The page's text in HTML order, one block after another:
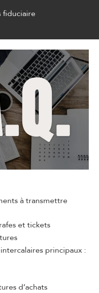
fiduciaire
à transmettre
et tickets
principaux :
d’achats